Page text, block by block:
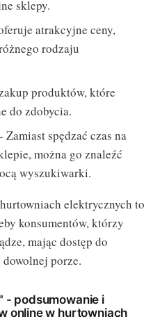
sklepy.
atrakcyjne ceny,
rodzaju
produktów, które
do zdobycia.
- Zamiast spędzać czas na
można go znaleźć
wyszukiwarki.
elektrycznych to
konsumentów, którzy
mając dostęp do
porze.
- podsumowanie i
online w hurtowniach